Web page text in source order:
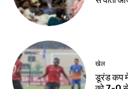
झारखंड न्यूज़